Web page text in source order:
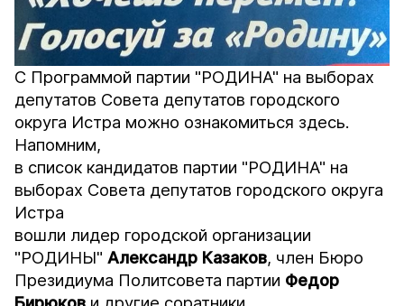
С Программой партии "РОДИНА" на выборах
депутатов Совета депутатов городского
округа Истра можно ознакомиться здесь.
Напомним,
в список кандидатов партии "РОДИНА" на
выборах Совета депутатов городского округа
Истра
вошли лидер городской организации
"РОДИНЫ"Александр Казаков, член Бюро
Президиума Политсовета партии Федор